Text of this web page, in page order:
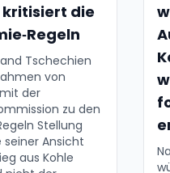
kritisiert die
Tschechien
von
der
zu den
Stellung
Ansicht
aus Kohle